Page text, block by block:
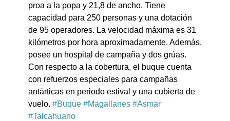
proa a la popa y 21,8 de ancho. Tiene
capacidad para 250 personas y una dotación
de 95 operadores. La velocidad máxima es 31
kilómetros por hora aproximadamente. Además,
posee un hospital de campaña y dos grúas.
Con respecto a la cobertura, el buque cuenta
con refuerzos especiales para campañas
antárticas en periodo estival y una cubierta de
vuelo. #Buque #Magallanes #Asmar
#Talcahuano